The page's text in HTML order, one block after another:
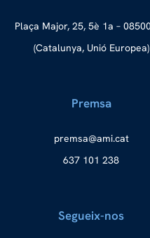
Plaça Major, 25, 5è 1a –
(Catalunya, Unió Europea)
Premsa
tac.i
ma@as
merp
637 101 238
Segueix-nos